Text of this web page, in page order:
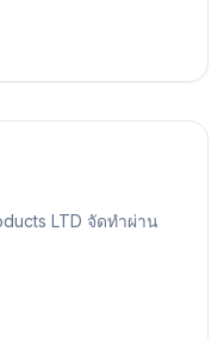
LTD จัดทำผ่าน